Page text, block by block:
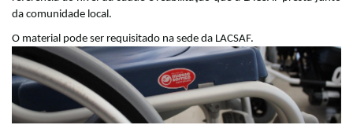
da comunidade local.
O material pode ser requisitado na sede da LACSAF.